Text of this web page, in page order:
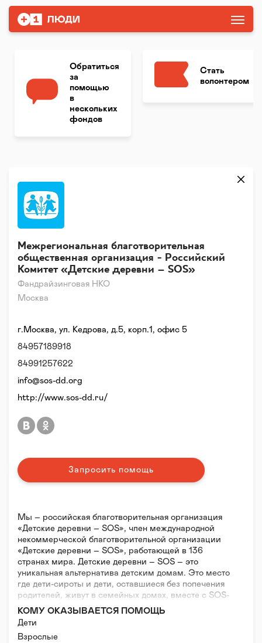
Обратиться
за
помощью
в
нескольких
фондов
Стать
волонтером
Фандрайзинговая НКО
Межрегиональная благотворительная
общественная организация - Российский
Комитет «Детские деревни – SOS»
Москва
Мы – российская благотворительная организация
«Детские деревни – SOS», член международной
некоммерческой благотворительной организации
«Детские деревни – SOS», работающей в 136
странах мира. Детские деревни – SOS – это
уникальная альтернатива детским домам. Это место
где дети-сироты и дети, оставшиеся без попечения
родителей, живут в семейных домах, вместе с SOS-
мамами, братьями и сестрами, получая все
необходимое для полноценного развития в
атмосфере любви, уважения и доверия.
КОМУ ОКАЗЫВАЕТСЯ ПОМОЩЬ
Дети
Взрослые
г.Москва, ул. Кедрова, д.5, корп.1, офис 5
84957189918
84991257622
info@sos-dd.org
http://www.sos-dd.ru/
Запросить помощь